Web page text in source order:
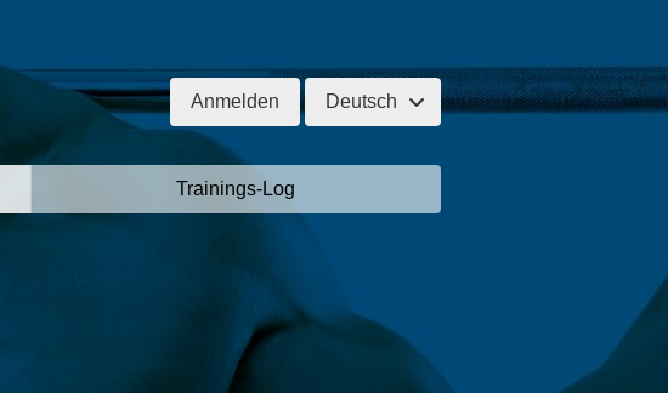
Anmelden Deutsch
Trainings-Log